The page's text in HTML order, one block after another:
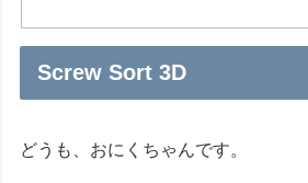
Screw Sort 3D
どうも、おにくちゃんです。